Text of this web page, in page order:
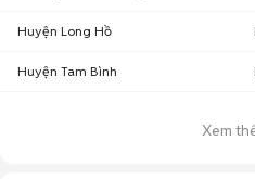
Huyện Long Hồ
Huyện Tam Bình
Xem